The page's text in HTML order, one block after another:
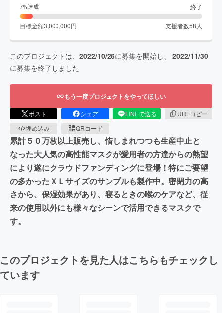
7%達成 終了
目標金額3,000,000円 支援者数58 人
このプロジェクトは、 2022/10/26に募集を開始し、 2022/11/30
に募集を終了しました
もう一度プロジェクトをやってほしい
ポスト シェア LINEで送る
URLコピー
埋め込み
QRコード
累計５０万枚以上販売し、惜しまれつつも生産中止と
なった大人気の高性能マスクが愛用者の方達からの熱望
により遂にクラウドファンディングに登場！特にご要望
の多かったＸＬサイズのサンプルも製作中。密閉力の高
さから、保湿効果があり、寝るときの喉のケアなど、従
来の使用以外にも様々なシーンで活用できるマスクで
す。
このプロジェクトを見た人はこちらもチェックし
ています